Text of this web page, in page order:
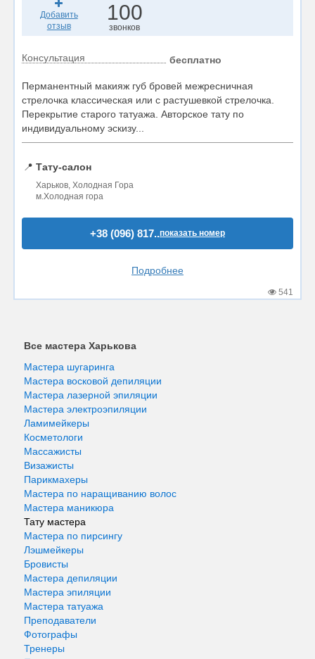
Добавить
отзыв
100
звонков
Консультация бесплатно
Перманентный макияж губ бровей межресничная
стрелочка классическая или с растушевкой стрелочка.
Перекрытие старого татуажа. Авторское тату по
индивидуальному эскизу...
📍 Тату-салон
Харьков, Холодная Гора
м.Холодная гора
+38 (096) 817..показать номер
Подробнее
541
Все мастера Харькова
Мастера шугаринга
Мастера восковой депиляции
Мастера лазерной эпиляции
Мастера электроэпиляции
Ламимейкеры
Косметологи
Массажисты
Визажисты
Парикмахеры
Мастера по наращиванию волос
Мастера маникюра
Тату мастера
Мастера по пирсингу
Лэшмейкеры
Бровисты
Мастера депиляции
Мастера эпиляции
Мастера татуажа
Преподаватели
Фотографы
Тренеры